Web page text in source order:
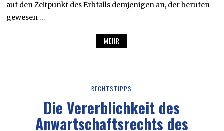
auf den Zeitpunkt des Erbfalls demjenigen an, der berufen
gewesen …
MEHR
RECHTSTIPPS
Die Vererblichkeit des
Anwartschaftsrechts des